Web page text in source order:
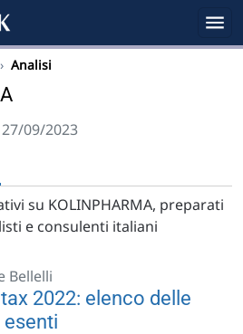
› Analisi
09/2023
su KOLINPHARMA, preparati
e consulenti italiani
Bellelli
2022: elenco delle